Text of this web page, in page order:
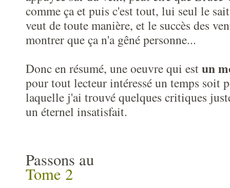
comme ça et puis c'est tout, lui seul le
veut de toute manière, et le succès des
montrer que ça n'a gêné personne...
Donc en résumé, une oeuvre qui estun
pour tout lecteur intéressé un temps soit
laquelle j'ai trouvé quelques critiques
un éternel insatisfait.
Passons au
Tome 2